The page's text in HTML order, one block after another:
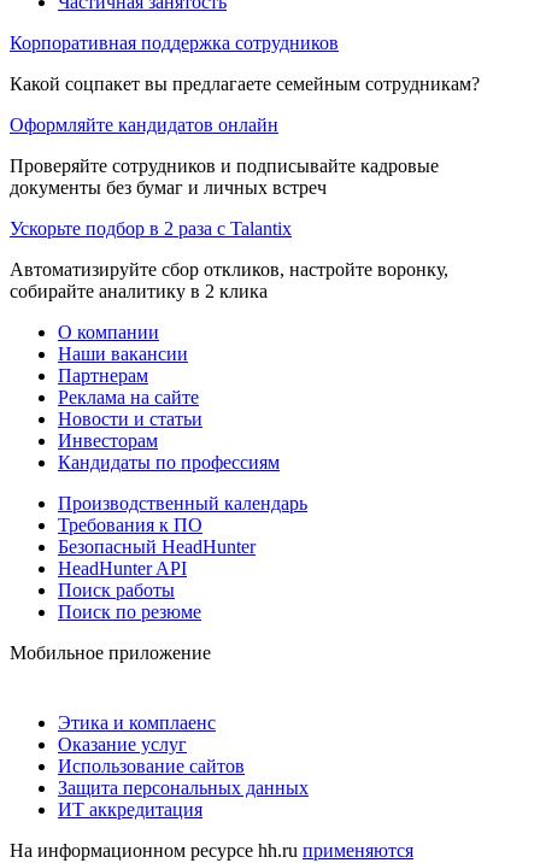
Корпоративная поддержка сотрудников
Какой соцпакет вы предлагаете семейным сотрудникам?
Оформляйте кандидатов онлайн
Проверяйте сотрудников и подписывайте кадровые
документы без бумаг и личных встреч
Ускорьте подбор в 2 раза с Talantix
Автоматизируйте сбор откликов, настройте воронку,
собирайте аналитику в 2 клика
О компании
Наши вакансии
Партнерам
Реклама на сайте
Новости и статьи
Инвесторам
Кандидаты по профессиям
Производственный календарь
Требования к ПО
Безопасный HeadHunter
HeadHunter API
Поиск работы
Поиск по резюме
Мобильное приложение
Этика и комплаенс
Оказание услуг
Использование сайтов
Защита персональных данных
ИТ аккредитация
На информационном ресурсе hh.ru применяются